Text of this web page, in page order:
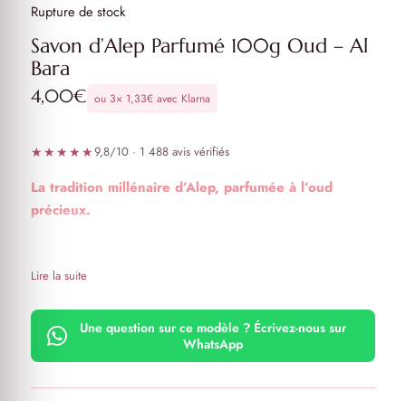
Savon d’Alep Parfumé 100g Oud – Al
Bara
★★★★★9,8/10 · 1 488 avis vérifiés
4,00€ ou 3× 1,33€avec Klarna
La tradition millénaire d’Alep, parfumée à l’oud
précieux.
avec ce savon d’Alep authentique Al Bara. Fabriqué
tradition millénaire, ce savon cuit au chaudron vous offre
l’essence la plus noble de la parfumerie orientale.
Caractéristiques d’exception :
Lire la suite
Rupture de stock
Une question sur ce modèle ? Écrivez-nous sur
WhatsApp